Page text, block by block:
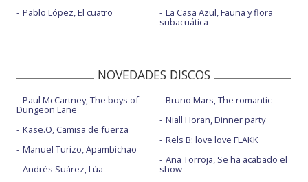
Pablo López, El cuatro
La Casa Azul, Fauna y flora
subacuática
NOVEDADES DISCOS
Paul McCartney, The boys of
Dungeon Lane
Kase.O, Camisa de fuerza
Manuel Turizo, Apambichao
Andrés Suárez, Lúa
Bruno Mars, The romantic
Niall Horan, Dinner party
Rels B: love love FLAKK
Ana Torroja, Se ha acabado el
show